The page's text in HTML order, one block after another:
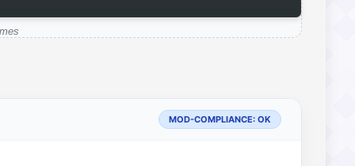
MOD-COMPLIANCE: OK